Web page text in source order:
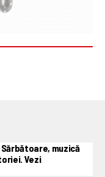
muzică
Vezi